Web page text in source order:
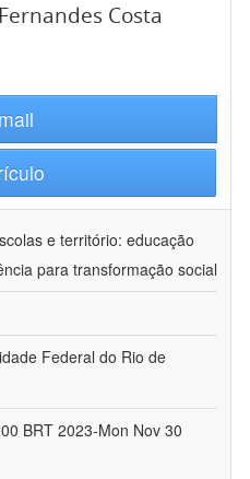
Costa
e território: educação
para transformação social
Federal do Rio de
BRT 2023-Mon Nov 30